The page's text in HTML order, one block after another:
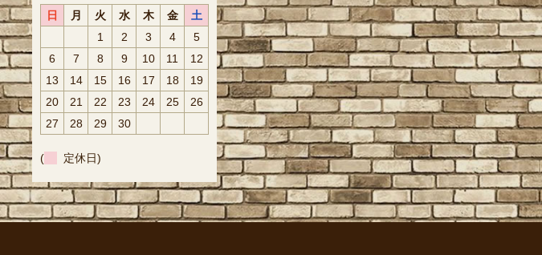
日
月 火 水 木 金
土
1
2 3 4
5
6
7 8 9 10 11
12
13
14 15 16 17 18
19
20
21 22 23 24 25
26
27
28 29 30
( 定休日)